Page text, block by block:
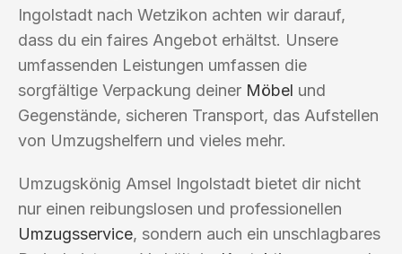
Ingolstadt nach Wetzikon achten wir darauf,
dass du ein faires Angebot erhältst. Unsere
umfassenden Leistungen umfassen die
sorgfältige Verpackung deiner Möbel und
Gegenstände, sicheren Transport, das Aufstellen
von Umzugshelfern und vieles mehr.
Umzugskönig Amsel Ingolstadt bietet dir nicht
nur einen reibungslosen und professionellen
Umzugsservice, sondern auch ein unschlagbares